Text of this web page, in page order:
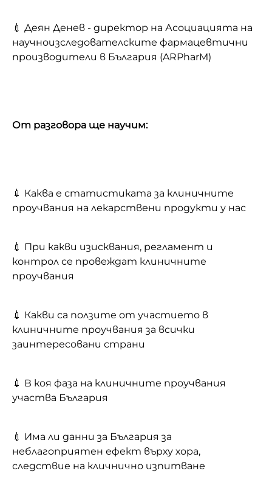
💉 Деян Денев - директор на Асоциацията на
научноизследователските фармацевтични
производители в България (ARPharM)
От разговора ще научим:
💉 Каква е статистиката за клиничните
проучвания на лекарствени продукти у нас
💉 При какви изисквания, регламент и
контрол се провеждат клиничните
проучвания
💉 Какви са ползите от участието в
клиничните проучвания за всички
заинтересовани страни
💉 В коя фаза на клиничните проучвания
участва България
💉 Има ли данни за България за
неблагоприятен ефект върху хора,
следствие на кличнично изпитване